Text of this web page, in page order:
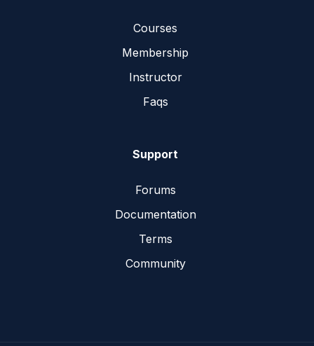
Courses
Membership
Instructor
Faqs
Support
Forums
Documentation
Terms
Community